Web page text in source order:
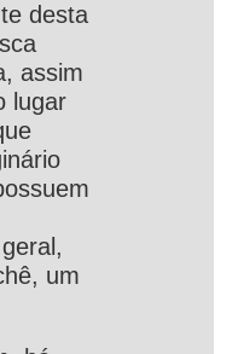
desta
assim
lugar
um